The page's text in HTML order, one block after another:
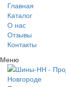
Главная
Каталог
О нас
Отзывы
Контакты
Меню